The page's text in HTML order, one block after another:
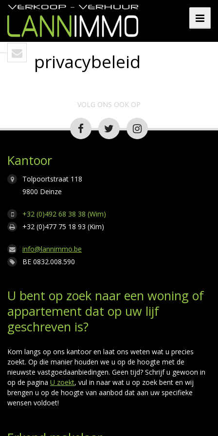
privacybeleid
VOLG ONS OOK OP
Kantoor
Tolpoortstraat 118
9800 Deinze
+32 (0)492 68 38 38 (Wim)
+32 (0)477 75 18 93 (Kim)
info@lannimmo.be
BE 0832.008.590
U bent op zoek naar een woning of
appartement dat op uw lijf
geschreven is?
Kom langs op ons kantoor en laat ons weten wat u precies
zoekt. Op die manier houden we u op de hoogte met de
nieuwste vastgoedaanbiedingen. Geen tijd? Schrijf u gewoon in
op de pagina U zoekt, vul in naar wat u op zoek bent en wij
brengen u op de hoogte van aanbod dat aan uw specifieke
wensen voldoet!